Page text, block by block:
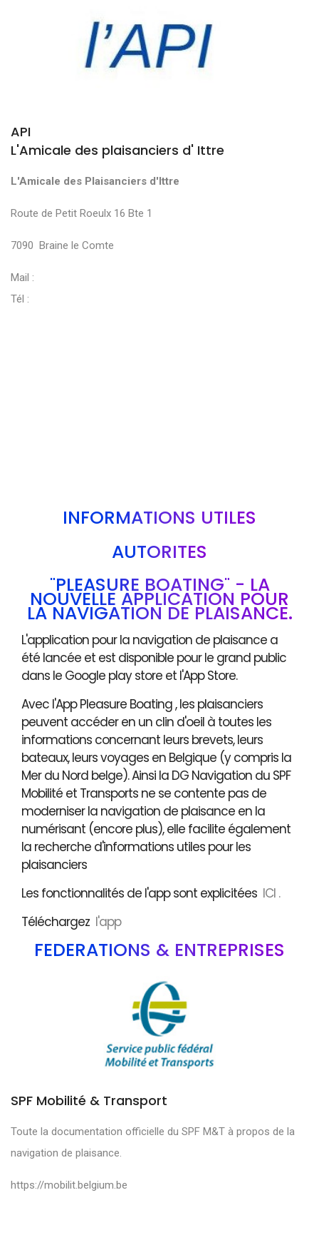
API
L'Amicale des plaisanciers d' Ittre
L'Amicale des Plaisanciers d'Ittre
Route de Petit Roeulx 16 Bte 1
7090 Braine le Comte
Mail :
Tél :
INFORMATIONS UTILES
AUTORITÉS
"PLEASURE BOATING" - LA
NOUVELLE APPLICATION POUR
LA NAVIGATION DE PLAISANCE.
L'application pour la navigation de plaisance a
été lancée et est disponible pour le grand public
dans le Google play store et l'App Store.
Avec l'App Pleasure Boating , les plaisanciers
peuvent accéder en un clin d'oeil à toutes les
informations concernant leurs brevets, leurs
bateaux, leurs voyages en Belgique (y compris la
Mer du Nord belge). Ainsi la DG Navigation du SPF
Mobilité et Transports ne se contente pas de
moderniser la navigation de plaisance en la
numérisant (encore plus), elle facilite également
la recherche d'informations utiles pour les
plaisanciers
Les fonctionnalités de l'app sont explicitées ICI .
Téléchargez l'app
SPF Mobilité & Transport
Toute la documentation officielle du SPF M&T à propos de la
navigation de plaisance.
https://mobilit.belgium.be
FÉDÉRATIONS & ENTREPRISES